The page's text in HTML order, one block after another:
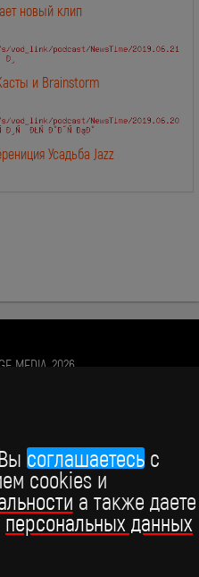
соглашаетесьc
cookies и
а также даете
персональных данных
новый клип
и Brainstorm
Усадьба Jazz
MEDIA, 2026
MEDIA
TIME